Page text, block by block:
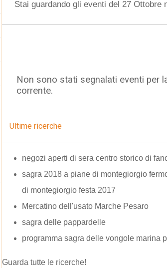
Stai guardando gli eventi del 27 Ottobre
Non sono stati segnalati eventi per
corrente.
Ultime ricerche
negozi aperti di sera centro storico di
sagra 2018 a piane di montegiorgio
di montegiorgio festa 2017
Mercatino dell'usato Marche Pesaro
sagra delle pappardelle
programma sagra delle vongole marina
Guarda tutte le ricerche!